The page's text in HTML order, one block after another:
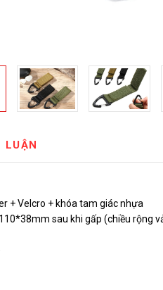
LUẬN
+ Velcro + khóa tam giác nhựa
sau khi gấp (chiều rộng